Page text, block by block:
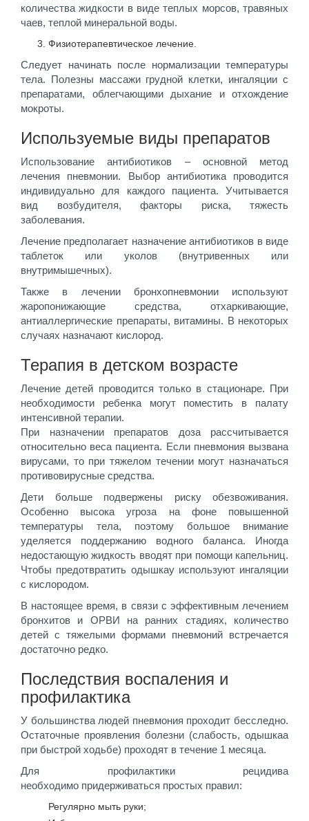
количества жидкости в виде теплых морсов, травяных
чаев, теплой минеральной воды.
Физиотерапевтическое лечение.
Следует начинать после нормализации температуры
тела. Полезны массажи грудной клетки, ингаляции с
препаратами, облегчающими дыхание и отхождение
мокроты.
Используемые виды препаратов
Использование антибиотиков – основной метод
лечения пневмонии. Выбор антибиотика проводится
индивидуально для каждого пациента. Учитывается
вид возбудителя, факторы риска, тяжесть
заболевания.
Лечение предполагает назначение антибиотиков в виде
таблеток или уколов (внутривенных или
внутримышечных).
Также в лечении бронхопневмонии используют
жаропонижающие средства, отхаркивающие,
антиаллергические препараты, витамины. В некоторых
случаях назначают кислород.
Терапия в детском возрасте
Лечение детей проводится только в стационаре. При
необходимости ребенка могут поместить в палату
интенсивной терапии.
При назначении препаратов доза рассчитывается
относительно веса пациента. Если пневмония вызвана
вирусами, то при тяжелом течении могут назначаться
противовирусные средства.
Дети больше подвержены риску обезвоживания.
Особенно высока угроза на фоне повышенной
температуры тела, поэтому большое внимание
уделяется поддержанию водного баланса. Иногда
недостающую жидкость вводят при помощи капельниц.
Чтобы предотвратить одышкау используют ингаляции
с кислородом.
В настоящее время, в связи с эффективным лечением
бронхитов и ОРВИ на ранних стадиях, количество
детей с тяжелыми формами пневмоний встречается
достаточно редко.
Последствия воспаления и
профилактика
У большинства людей пневмония проходит бесследно.
Остаточные проявления болезни (слабость, одышкаа
при быстрой ходьбе) проходят в течение 1 месяца.
Для профилактики рецидива
необходимо придерживаться простых правил:
Регулярно мыть руки;